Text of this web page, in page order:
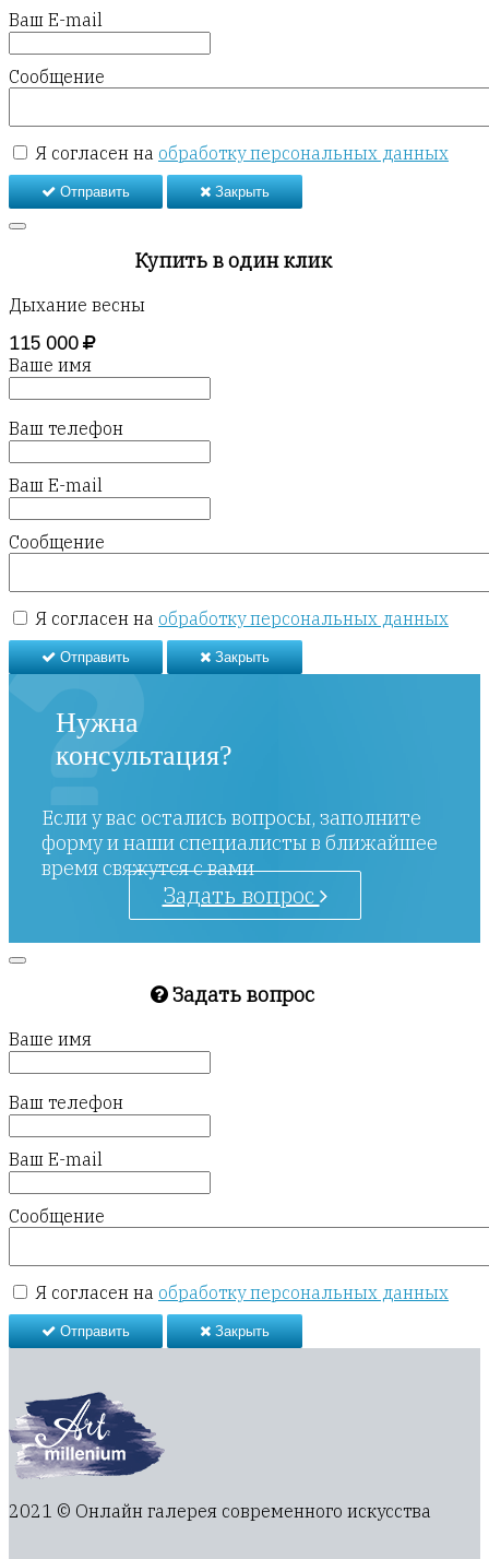
Ваш E-mail
Сообщение
Я согласен на обработку персональных данных
Отправить Закрыть
Купить в один клик
Дыхание весны
115 000
Ваше имя
Ваш телефон
Ваш E-mail
Сообщение
Я согласен на обработку персональных данных
Отправить Закрыть
Нужна
консультация?
Если у вас остались вопросы, заполните
форму и наши специалисты в ближайшее
время свяжутся с вами
Задать вопрос
Задать вопрос
Ваше имя
Ваш телефон
Ваш E-mail
Сообщение
Я согласен на обработку персональных данных
Отправить Закрыть
2021 © Онлайн галерея современного искусства